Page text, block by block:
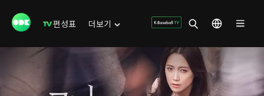
편성표 더보기